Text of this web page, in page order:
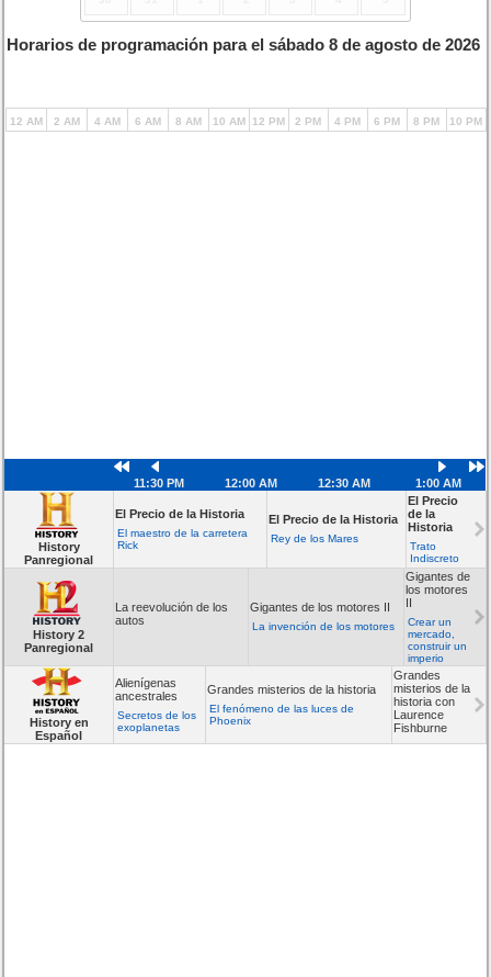
Horarios de programación para el sábado 8 de agosto de 2026
12 AM 2 AM 4 AM 6 AM 8 AM 10 AM 12 PM 2 PM 4 PM 6 PM 8 PM 10 PM
11:30 PM 12:00 AM 12:30 AM 1:00 AM
History
Panregional
El Precio de la Historia
El maestro de la carretera
Rick
El Precio de la Historia
Rey de los Mares
El Precio
de la
Historia
Trato
Indiscreto
History 2
Panregional
La reevolución de los
autos
Gigantes de los motores II
La invención de los motores
Gigantes de
los motores
II
Crear un
mercado,
construir un
imperio
History en
Español
Alienígenas
ancestrales
Secretos de los
exoplanetas
Grandes misterios de la historia
El fenómeno de las luces de
Phoenix
Grandes
misterios de la
historia con
Laurence
Fishburne